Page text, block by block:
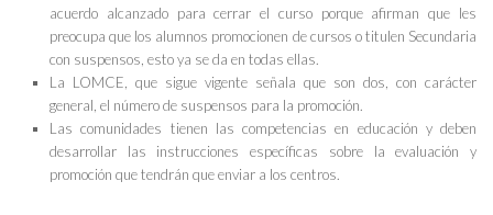
acuerdo alcanzado para cerrar el curso porque afirman que les
preocupa que los alumnos promocionen de cursos o titulen Secundaria
con suspensos, esto ya se da en todas ellas.
La LOMCE, que sigue vigente señala que son dos, con carácter
general, el número de suspensos para la promoción.
Las comunidades tienen las competencias en educación y deben
desarrollar las instrucciones específicas sobre la evaluación y
promoción que tendrán que enviar a los centros.